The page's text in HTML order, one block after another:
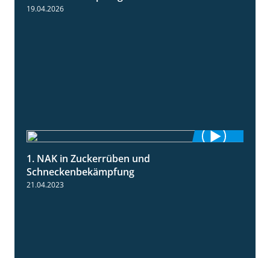
19.04.2026
1. NAK in Zuckerrüben und
Schneckenbekämpfung
21.04.2023